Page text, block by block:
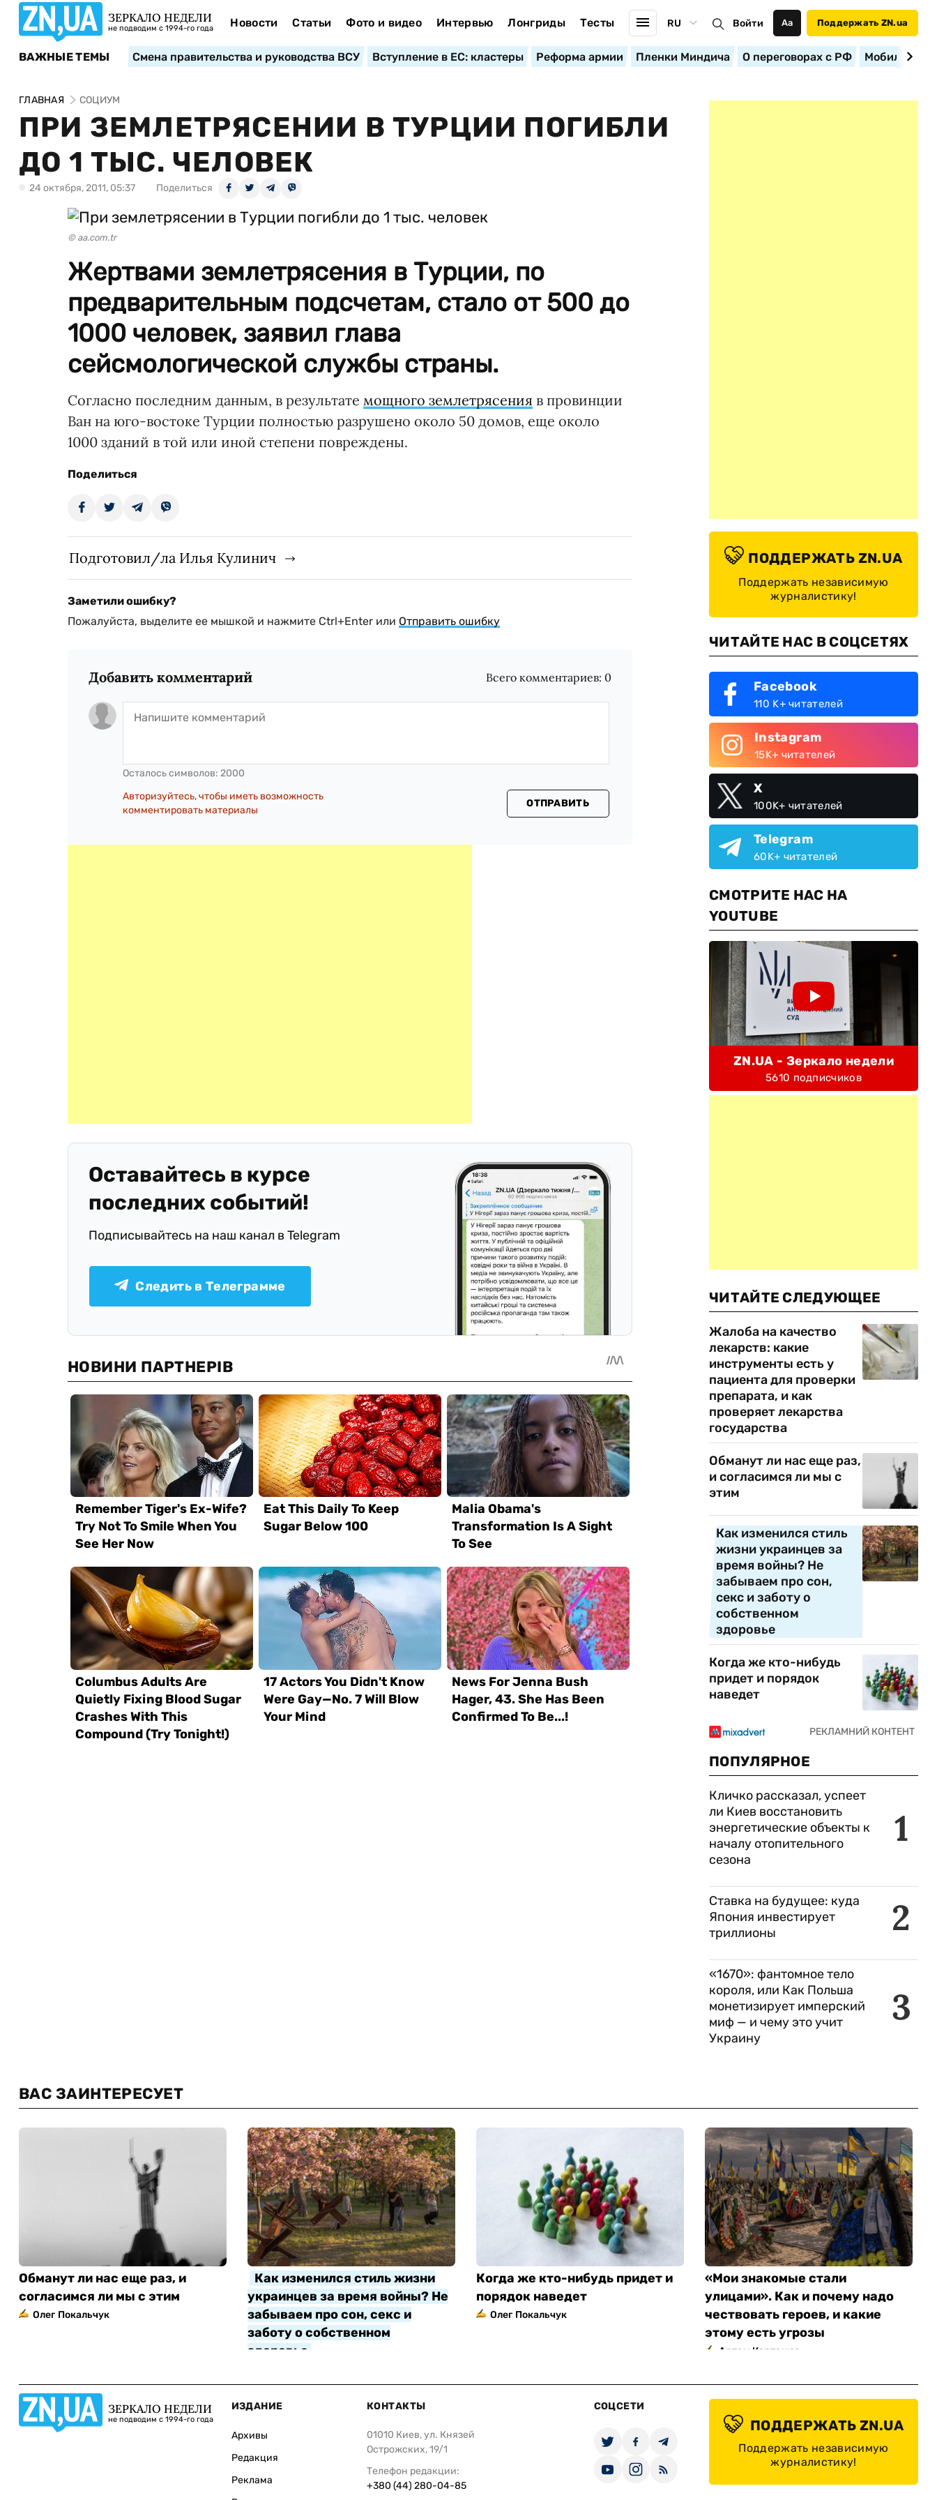
ЗЕРКАЛО НЕДЕЛИ
не подводим с 1994-го года Новости Статьи Фото и видео Интервью Лонгриды Тесты RU Войти Аа Поддержать ZN.ua
ВАЖНЫЕ ТЕМЫ Смена правительства и руководства ВСУ Вступление в ЕС: кластеры Реформа армии Пленки Миндича О переговорах с РФ
ГЛАВНАЯ СОЦИУМ
ПРИ ЗЕМЛЕТРЯСЕНИИ В ТУРЦИИ ПОГИБЛИ
ДО 1 ТЫС. ЧЕЛОВЕК
24 октября, 2011, 05:37 Поделиться
© aa.com.tr
Жертвами землетрясения в Турции, по
предварительным подсчетам, стало от 500 до
1000 человек, заявил глава
сейсмологической службы страны.
Согласно последним данным, в результате мощного землетрясения в провинции
Ван на юго-востоке Турции полностью разрушено около 50 домов, еще около
1000 зданий в той или иной степени повреждены.
Поделиться
Подготовил/ла Илья Кулинич
Заметили ошибку?
Пожалуйста, выделите ее мышкой и нажмите Ctrl+Enter или Отправить ошибку
Добавить комментарий Всего комментариев: 0
Осталось символов: 2000
Авторизуйтесь, чтобы иметь возможность
комментировать материалы
ОТПРАВИТЬ
Оставайтесь в курсе
последних событий!
Подписывайтесь на наш канал в Telegram
Следить в Телеграмме
ПОДДЕРЖАТЬ ZN.UA
Поддержать независимую
журналистику!
ЧИТАЙТЕ НАС В СОЦСЕТЯХ
Facebook
110 K+ читателей
Instagram
15K+ читателей
X
100K+ читателей
Telegram
60K+ читателей
СМОТРИТЕ НАС НА
YOUTUBE
ZN.UA - Зеркало недели
5610 подписчиков
ЧИТАЙТЕ СЛЕДУЮЩЕЕ
Жалоба на качество
лекарств: какие
инструменты есть у
пациента для проверки
препарата, и как
проверяет лекарства
государства
Обманут ли нас еще раз,
и согласимся ли мы с
этим
Как изменился стиль
жизни украинцев за
время войны? Не
забываем про сон,
секс и заботу о
собственном
здоровье
Когда же кто-нибудь
придет и порядок
наведет
ПОПУЛЯРНОЕ
1
Кличко рассказал, успеет
ли Киев восстановить
энергетические объекты к
началу отопительного
сезона
2
Ставка на будущее: куда
Япония инвестирует
триллионы
3
«1670»: фантомное тело
короля, или Как Польша
монетизирует имперский
миф — и чему это учит
Украину
ВАС ЗАИНТЕРЕСУЕТ
Обманут ли нас еще раз, и
согласимся ли мы с этим
Олег Покальчук
Как изменился стиль жизни
украинцев за время войны? Не
забываем про сон, секс и
заботу о собственном
здоровье
Когда же кто-нибудь придет и
порядок наведет
Олег Покальчук
«Мои знакомые стали
улицами». Как и почему надо
чествовать героев, и какие
этому есть угрозы
Артем Карташов
ЗЕРКАЛО НЕДЕЛИ
не подводим с 1994-го года
ИЗДАНИЕ
Архивы
Редакция
Реклама
КОНТАКТЫ
01010 Киев, ул. Князей
Острожских, 19/1
Телефон редакции:
+380 (44) 280-04-85
СОЦСЕТИ
ПОДДЕРЖАТЬ ZN.UA
Поддержать независимую
журналистику!